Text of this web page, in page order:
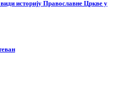
историју Православне Цркве у